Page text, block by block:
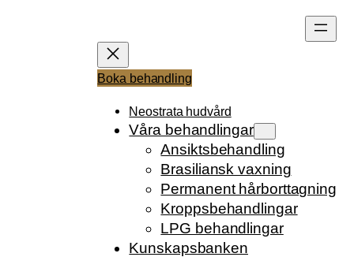
Boka behandling
Neostrata hudvård
Våra behandlingar
Ansiktsbehandling
Brasiliansk vaxning
Permanent hårborttagning
Kroppsbehandlingar
LPG behandlingar
Kunskapsbanken
UTBILDNING
SKÖNHETSBEHAND
Kunskapsbanken